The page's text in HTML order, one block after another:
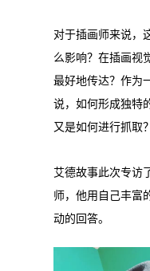
对于插画师来说，
么影响？在插画视
最好地传达？作为
说，如何形成独特
又是如何进行抓取？
艾德故事此次专访
师，他用自己丰富
动的回答。